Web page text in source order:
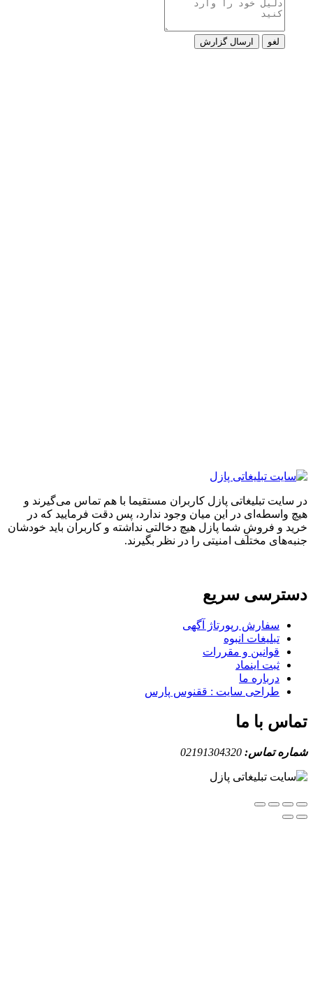
ارسال گزارش
تبلیغاتی پازل کاربران مستقیما با هم تماس می‌گیرند و
در این میان وجود ندارد، پس دقت فرمایید که در
و فروشِ شما پازل هیچ دخالتی نداشته و کاربران باید خودشان
مختلف امنیتی را در نظر بگیرند.
سریع
سفارش رپورتاژ آگهی
تبلیغات انبوه
قوانین و مقررات
ثبت اینماد
درباره ما
طراحی سایت : ققنوس پارس
با ما
تماس:02191304320